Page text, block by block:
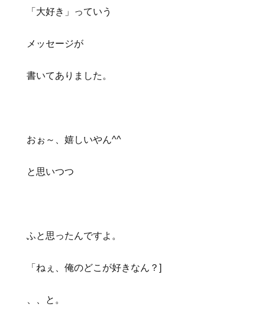
「大好き」っていう
メッセージが
書いてありました。
おぉ～、嬉しいやん^^
と思いつつ
ふと思ったんですよ。
「ねぇ、俺のどこが好きなん？]
、、と。